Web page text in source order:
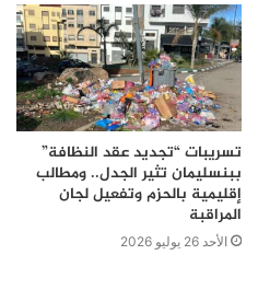
تسريبات “تجديد عقد النظافة”
ببنسليمان تثير الجدل.. ومطالب
إقليمية بالحزم وتفعيل لجان
المراقبة
الأحد 26 يوليو 2026